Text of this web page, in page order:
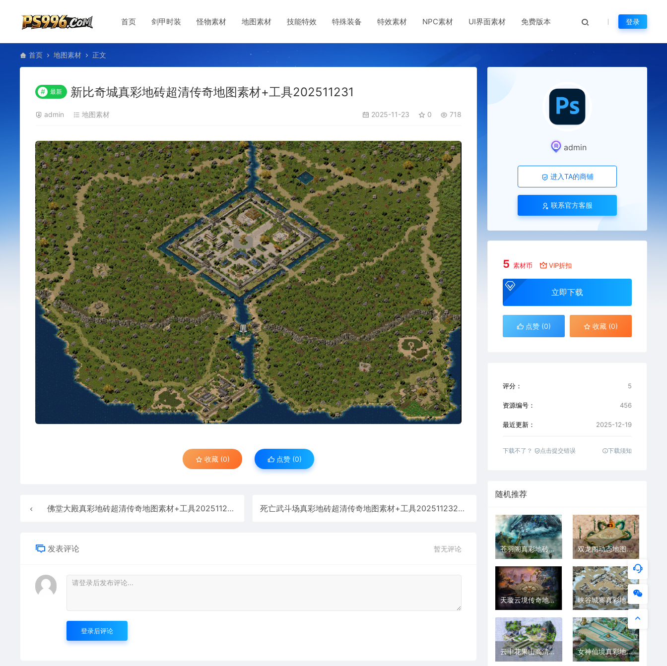
首页 剑甲时装 怪物素材 地图素材 技能特效 特殊装备 特效素材 NPC素材 UI界面素材 免费版本 登录
首页 地图素材 正文
# 最新 新比奇城真彩地砖超清传奇地图素材+工具202511231
admin 地图素材 2025-11-23 0 718
收藏 (0) 点赞 (0)
佛堂大殿真彩地砖超清传奇地图素材+工具202511223 死亡武斗场真彩地砖超清传奇地图素材+工具202511232
发表评论 暂无评论
登录后评论
admin
进入TA的商铺
联系官方客服
5 素材币 VIP折扣
立即下载
点赞 (0) 收藏 (0)
评分： 5
资源编号： 456
最近更新： 2025-12-19
下载不了？ 点击提交错误 下载须知
随机推荐
苍羽阁真彩地砖高清传奇地图素材+工具202511195 双龙阁动态地图真彩地砖传奇素材+工具202511218
天璇云境传奇地图超清真彩地砖+工具202511176 峡谷城寨真彩地砖超清传奇地图+工具2025111617
云中花果山高清真彩地砖传奇地图素材202511234 女神仙境真彩地砖超清传奇地图素材+工具202511213